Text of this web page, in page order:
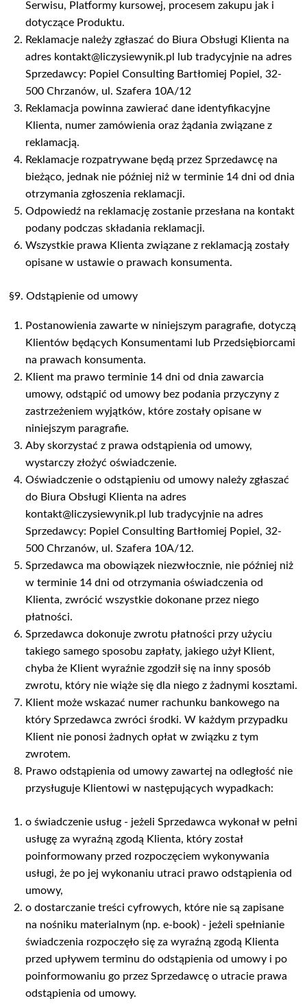
Serwisu, Platformy kursowej, procesem zakupu jak i
dotyczące Produktu.
Reklamacje należy zgłaszać do Biura Obsługi Klienta na
adres kontakt@liczysiewynik.pl lub tradycyjnie na adres
Sprzedawcy: Popiel Consulting Bartłomiej Popiel, 32-
500 Chrzanów, ul. Szafera 10A/12
Reklamacja powinna zawierać dane identyfikacyjne
Klienta, numer zamówienia oraz żądania związane z
reklamacją.
Reklamacje rozpatrywane będą przez Sprzedawcę na
bieżąco, jednak nie później niż w terminie 14 dni od dnia
otrzymania zgłoszenia reklamacji.
Odpowiedź na reklamację zostanie przesłana na kontakt
podany podczas składania reklamacji.
Wszystkie prawa Klienta związane z reklamacją zostały
opisane w ustawie o prawach konsumenta.
§9. Odstąpienie od umowy
Postanowienia zawarte w niniejszym paragrafie, dotyczą
Klientów będących Konsumentami lub Przedsiębiorcami
na prawach konsumenta.
Klient ma prawo terminie 14 dni od dnia zawarcia
umowy, odstąpić od umowy bez podania przyczyny z
zastrzeżeniem wyjątków, które zostały opisane w
niniejszym paragrafie.
Aby skorzystać z prawa odstąpienia od umowy,
wystarczy złożyć oświadczenie.
Oświadczenie o odstąpieniu od umowy należy zgłaszać
do Biura Obsługi Klienta na adres
kontakt@liczysiewynik.pl lub tradycyjnie na adres
Sprzedawcy: Popiel Consulting Bartłomiej Popiel, 32-
500 Chrzanów, ul. Szafera 10A/12.
Sprzedawca ma obowiązek niezwłocznie, nie później niż
w terminie 14 dni od otrzymania oświadczenia od
Klienta, zwrócić wszystkie dokonane przez niego
płatności.
Sprzedawca dokonuje zwrotu płatności przy użyciu
takiego samego sposobu zapłaty, jakiego użył Klient,
chyba że Klient wyraźnie zgodził się na inny sposób
zwrotu, który nie wiąże się dla niego z żadnymi kosztami.
Klient może wskazać numer rachunku bankowego na
który Sprzedawca zwróci środki. W każdym przypadku
Klient nie ponosi żadnych opłat w związku z tym
zwrotem.
Prawo odstąpienia od umowy zawartej na odległość nie
przysługuje Klientowi w następujących wypadkach:
o świadczenie usług - jeżeli Sprzedawca wykonał w pełni
usługę za wyraźną zgodą Klienta, który został
poinformowany przed rozpoczęciem wykonywania
usługi, że po jej wykonaniu utraci prawo odstąpienia od
umowy,
o dostarczanie treści cyfrowych, które nie są zapisane
na nośniku materialnym (np. e-book) - jeżeli spełnianie
świadczenia rozpoczęło się za wyraźną zgodą Klienta
przed upływem terminu do odstąpienia od umowy i po
poinformowaniu go przez Sprzedawcę o utracie prawa
odstąpienia od umowy.